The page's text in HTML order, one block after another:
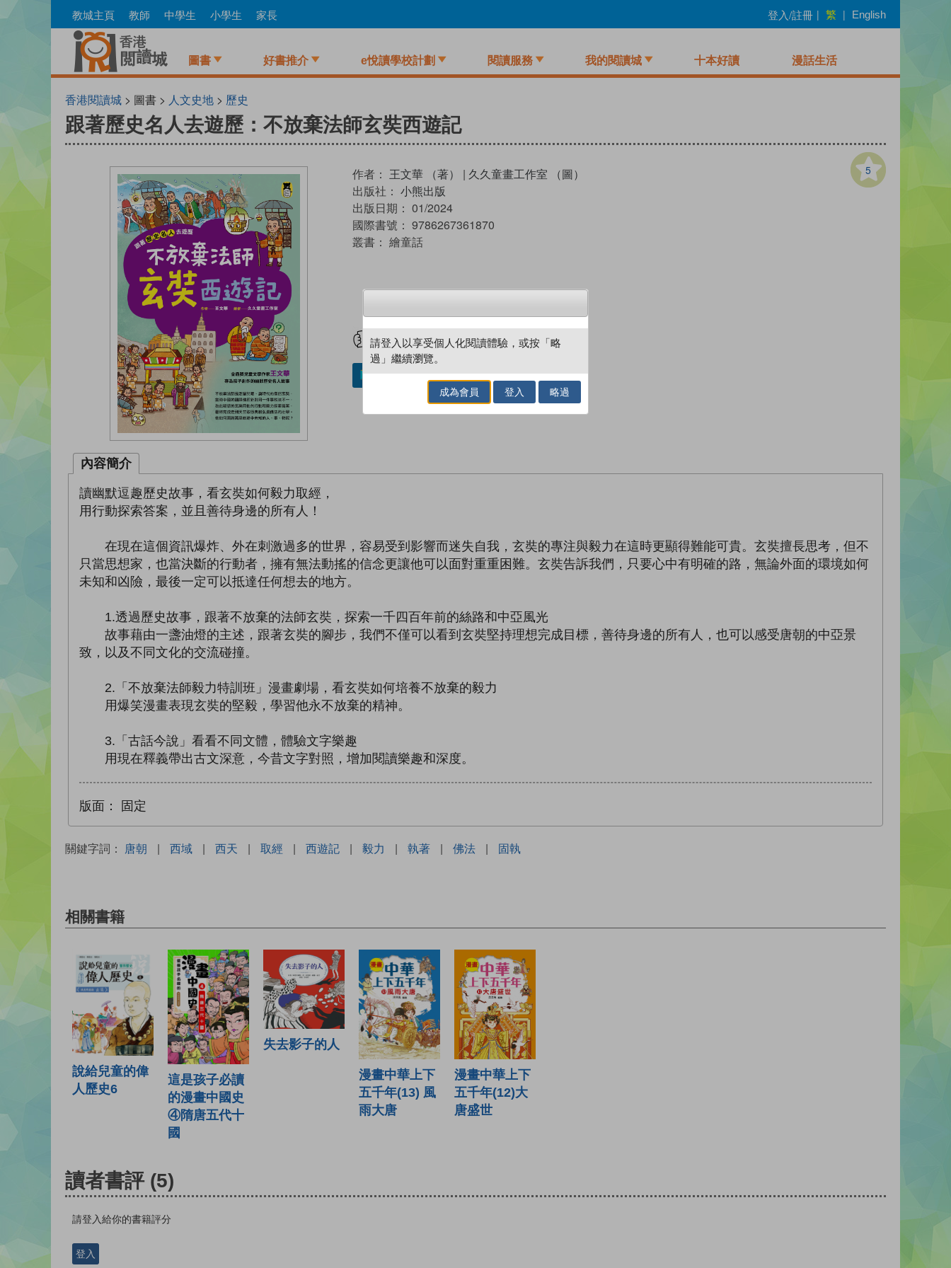
to
教城主頁 教師 中學生 小學生 家長 登入/註冊 | 繁 | English
圖書 好書推介 e悅讀學校計劃 閱讀服務 我的閱讀城 十本好讀 漫話生活
香港閱讀城 > 圖書 > 人文史地 > 歷史
跟著歷史名人去遊歷：不放棄法師玄奘西遊記
5
作者： 王文華 （著） | 久久童畫工作室 （圖）
出版社： 小熊出版
出版日期： 01/2024
國際書號： 9786267361870
叢書： 繪童話
試閲 加入閱讀紀錄
加入／閱讀電子書
內容簡介
讀幽默逗趣歷史故事，看玄奘如何毅力取經，
用行動探索答案，並且善待身邊的所有人！
在現在這個資訊爆炸、外在刺激過多的世界，容易受到影響而迷失自我，玄奘的專注與毅力在這時更顯得難能可貴。玄奘擅長思考，但不
只當思想家，也當決斷的行動者，擁有無法動搖的信念更讓他可以面對重重困難。玄奘告訴我們，只要心中有明確的路，無論外面的環境如何
未知和凶險，最後一定可以抵達任何想去的地方。
1.透過歷史故事，跟著不放棄的法師玄奘，探索一千四百年前的絲路和中亞風光
故事藉由一盞油燈的主述，跟著玄奘的腳步，我們不僅可以看到玄奘堅持理想完成目標，善待身邊的所有人，也可以感受唐朝的中亞景
致，以及不同文化的交流碰撞。
2.「不放棄法師毅力特訓班」漫畫劇場，看玄奘如何培養不放棄的毅力
用爆笑漫畫表現玄奘的堅毅，學習他永不放棄的精神。
3.「古話今說」看看不同文體，體驗文字樂趣
用現在釋義帶出古文深意，今昔文字對照，增加閱讀樂趣和深度。
版面： 固定
關鍵字詞： 唐朝 | 西域 | 西天 | 取經 | 西遊記 | 毅力 | 執著 | 佛法 | 固執
相關書籍
說給兒童的偉
人歷史6
這是孩子必讀
的漫畫中國史
④隋唐五代十
國
失去影子的人
漫畫中華上下
五千年(13) 風
雨大唐
漫畫中華上下
五千年(12)大
唐盛世
讀者書評 (5)
請登入給你的書籍評分
登入
請登入以享受個人化閱讀體驗，或按「略
過」繼續瀏覽。
成為會員 登入 略過